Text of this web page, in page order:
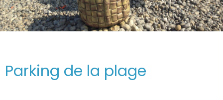
Parking de la plage